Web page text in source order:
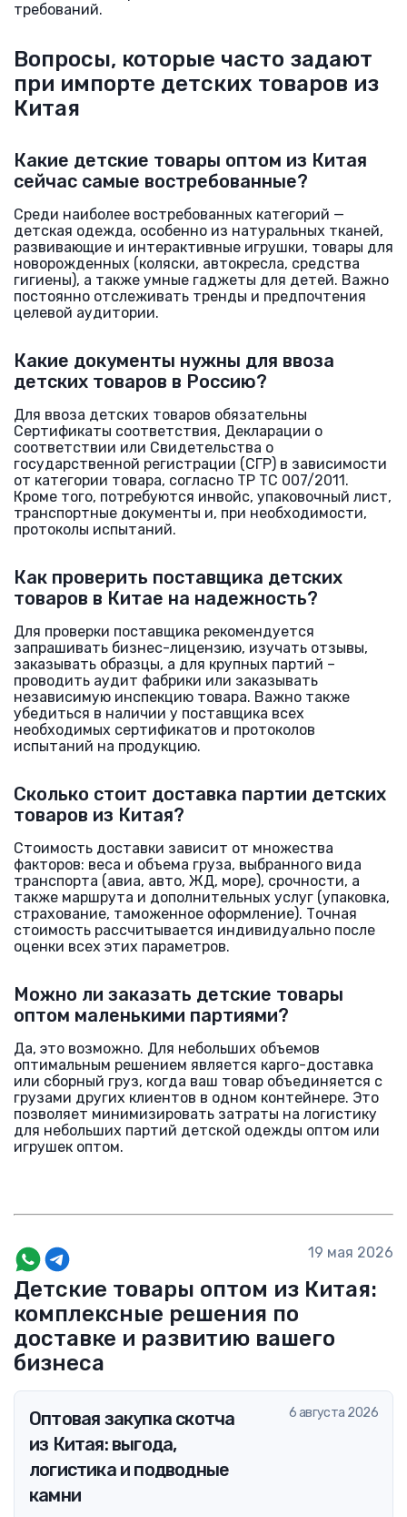
Детские товары оптом из Китая:
комплексные решения по
доставке и развитию вашего
бизнеса
требований.
Вопросы, которые часто задают
при импорте детских товаров из
Китая
Какие детские товары оптом из Китая
сейчас самые востребованные?
Среди наиболее востребованных категорий —
детская одежда, особенно из натуральных тканей,
развивающие и интерактивные игрушки, товары для
новорожденных (коляски, автокресла, средства
гигиены), а также умные гаджеты для детей. Важно
постоянно отслеживать тренды и предпочтения
целевой аудитории.
Какие документы нужны для ввоза
детских товаров в Россию?
Для ввоза детских товаров обязательны
Сертификаты соответствия, Декларации о
соответствии или Свидетельства о
государственной регистрации (СГР) в зависимости
от категории товара, согласно ТР ТС 007/2011.
Кроме того, потребуются инвойс, упаковочный лист,
транспортные документы и, при необходимости,
протоколы испытаний.
Как проверить поставщика детских
товаров в Китае на надежность?
Для проверки поставщика рекомендуется
запрашивать бизнес-лицензию, изучать отзывы,
заказывать образцы, а для крупных партий –
проводить аудит фабрики или заказывать
независимую инспекцию товара. Важно также
убедиться в наличии у поставщика всех
необходимых сертификатов и протоколов
испытаний на продукцию.
Сколько стоит доставка партии детских
товаров из Китая?
Стоимость доставки зависит от множества
факторов: веса и объема груза, выбранного вида
транспорта (авиа, авто, ЖД, море), срочности, а
также маршрута и дополнительных услуг (упаковка,
страхование, таможенное оформление). Точная
стоимость рассчитывается индивидуально после
оценки всех этих параметров.
Можно ли заказать детские товары
оптом маленькими партиями?
Да, это возможно. Для небольших объемов
оптимальным решением является карго-доставка
или сборный груз, когда ваш товар объединяется с
грузами других клиентов в одном контейнере. Это
позволяет минимизировать затраты на логистику
для небольших партий детской одежды оптом или
игрушек оптом.
19 мая 2026
Оптовая закупка скотча
из Китая: выгода,
логистика и подводные
камни
6 августа 2026